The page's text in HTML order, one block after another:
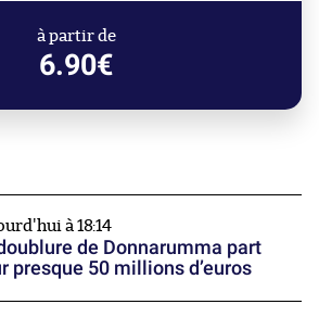
à partir de
6.90€
à 18:14
de Donnarumma part
presque 50 millions d’euros